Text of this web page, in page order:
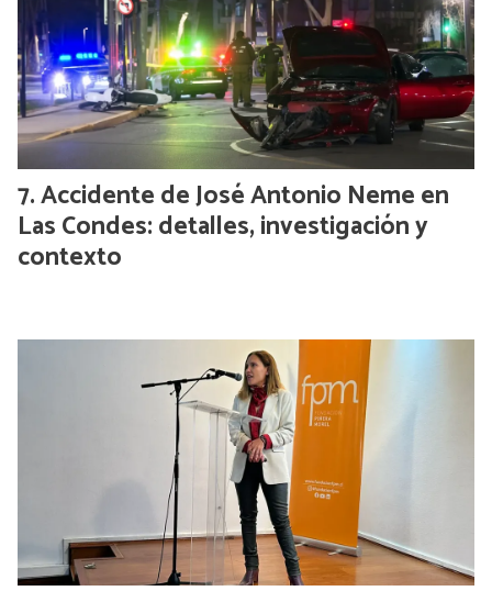
Accidente de José Antonio Neme en
Las Condes: detalles, investigación y
contexto